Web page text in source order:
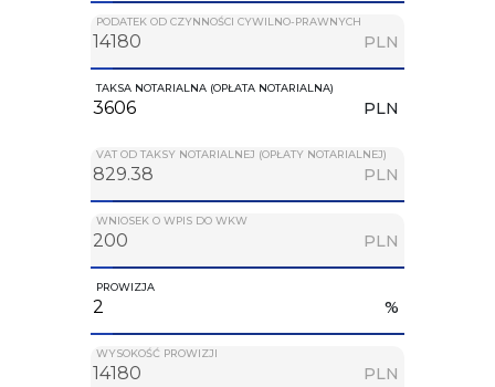
PODATEK OD CZYNNOŚCI CYWILNO-PRAWNYCH
PLN
TAKSA NOTARIALNA (OPŁATA NOTARIALNA)
PLN
VAT OD TAKSY NOTARIALNEJ (OPŁATY NOTARIALNEJ)
PLN
WNIOSEK O WPIS DO WKW
PLN
PROWIZJA
%
WYSOKOŚĆ PROWIZJI
PLN